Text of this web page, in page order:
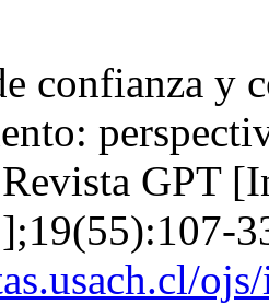
confianza y
GPT